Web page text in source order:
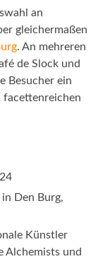
an
gleichermaßen
. An mehreren
de Slock und
Besucher ein
facettenreichen
in Den Burg,
Künstler
Alchemists und